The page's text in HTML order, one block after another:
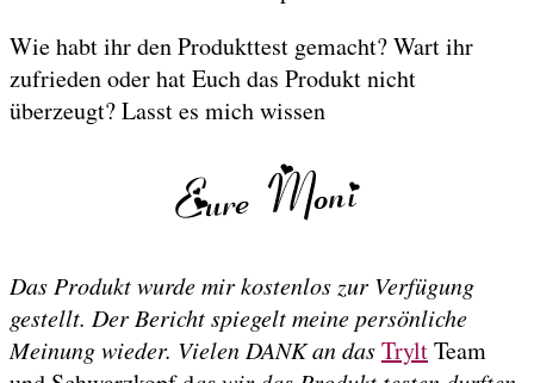
Wie habt ihr den Produkttest gemacht? Wart ihr
zufrieden oder hat Euch das Produkt nicht
überzeugt? Lasst es mich wissen
Das Produkt wurde mir kostenlos zur Verfügung
gestellt. Der Bericht spiegelt meine persönliche
Meinung wieder. Vielen DANK an dasTryltTeam